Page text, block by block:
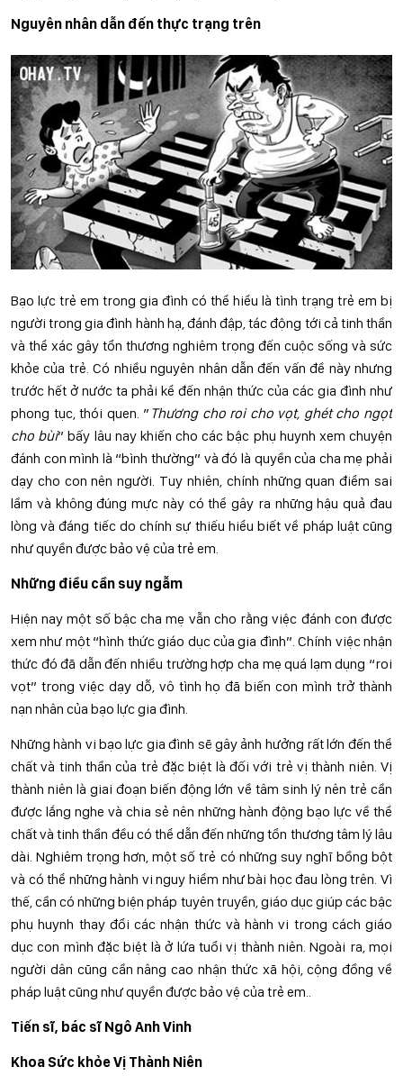
Nguyên nhân dẫn đến thực trạng trên
Bạo lực trẻ em trong gia đình có thể hiểu là tình trạng trẻ em bị
người trong gia đình hành hạ, đánh đập, tác động tới cả tinh thần
và thể xác gây tổn thương nghiêm trọng đến cuộc sống và sức
khỏe của trẻ. Có nhiều nguyên nhân dẫn đến vấn đề này nhưng
trước hết ở nước ta phải kể đến nhận thức của các gia đình như
phong tục, thói quen. ″ Thương cho roi cho vọt, ghét cho ngọt
cho bùi” bấy lâu nay khiến cho các bậc phụ huynh xem chuyện
đánh con mình là “bình thường” và đó là quyền của cha mẹ phải
dạy cho con nên người. Tuy nhiên, chính những quan điểm sai
lầm và không đúng mực này có thể gây ra những hậu quả đau
lòng và đáng tiếc do chính sự thiếu hiểu biết về pháp luật cũng
như quyền được bảo vệ của trẻ em.
Những điều cần suy ngẫm
Hiện nay một số bậc cha mẹ vẫn cho rằng việc đánh con được
xem như một “hình thức giáo dục của gia đình”. Chính việc nhận
thức đó đã dẫn đến nhiều trường hợp cha mẹ quá lạm dụng “roi
vọt” trong việc dạy dỗ, vô tình họ đã biến con mình trở thành
nạn nhân của bạo lực gia đình.
Những hành vi bạo lực gia đình sẽ gây ảnh hưởng rất lớn đến thể
chất và tinh thần của trẻ đặc biệt là đối với trẻ vị thành niên. Vị
thành niên là giai đoạn biến động lớn về tâm sinh lý nên trẻ cần
được lắng nghe và chia sẻ nên những hành động bạo lực về thể
chất và tinh thần đều có thể dẫn đến những tổn thương tâm lý lâu
dài. Nghiêm trọng hơn, một số trẻ có những suy nghĩ bồng bột
và có thể những hành vi nguy hiểm như bài học đau lòng trên. Vì
thế, cần có những biện pháp tuyên truyền, giáo dục giúp các bậc
phụ huynh thay đổi các nhận thức và hành vi trong cách giáo
dục con mình đặc biệt là ở lứa tuổi vị thành niên. Ngoài ra, mọi
người dân cũng cần nâng cao nhận thức xã hội, cộng đồng về
pháp luật cũng như quyền được bảo vệ của trẻ em..
Tiến sĩ, bác sĩ Ngô Anh Vinh
Khoa Sức khỏe Vị Thành Niên